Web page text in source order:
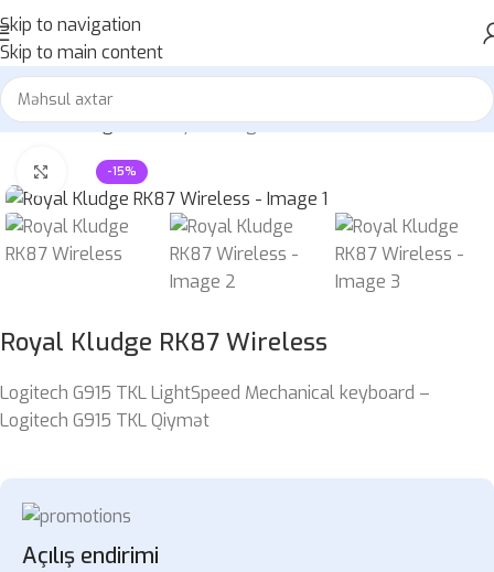
Skip to navigation
Skip to main content
Home»Mağaza»Royal Kludge RK87 Wireless
-15%
Böyütmək üçün klikləyin
Royal Kludge RK87 Wireless
Logitech G915 TKL LightSpeed Mechanical keyboard –
Logitech G915 TKL Qiymət
Açılış endirimi